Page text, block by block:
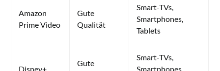
Amazon
Prime Video
Gute
Qualität
Smart-TVs,
Smartphones,
Tablets
Disney+
Gute
Smart-TVs,
Smartphones,